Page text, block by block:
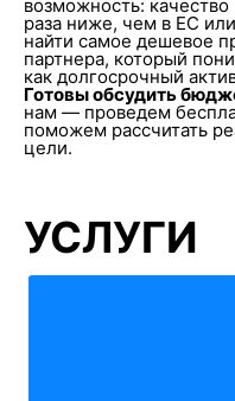
возможность:
раза ниже, чем в ЕС
найти самое дешевое
партнера, который
как долгосрочный
Готовы обсудить
нам — проведем
поможем рассчитать
цели.
УСЛУГИ